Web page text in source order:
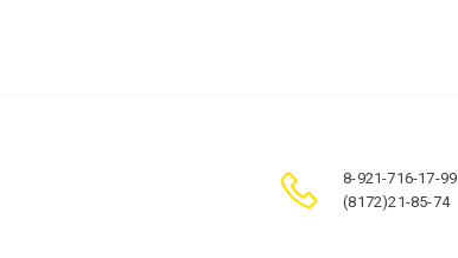
8-921-716-17-99
(8172)21-85-74